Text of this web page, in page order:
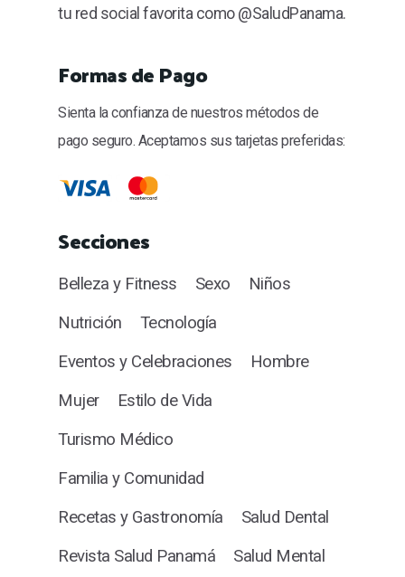
tu red social favorita como @SaludPanama.
Formas de Pago
Sienta la confianza de nuestros métodos de
pago seguro. Aceptamos sus tarjetas preferidas:
Secciones
Belleza y Fitness Sexo
Niños
Nutrición
Tecnología
Eventos y Celebraciones
Hombre
Mujer
Estilo de Vida
Turismo Médico
Familia y Comunidad
Recetas y Gastronomía
Salud Dental
Revista Salud Panamá
Salud Mental